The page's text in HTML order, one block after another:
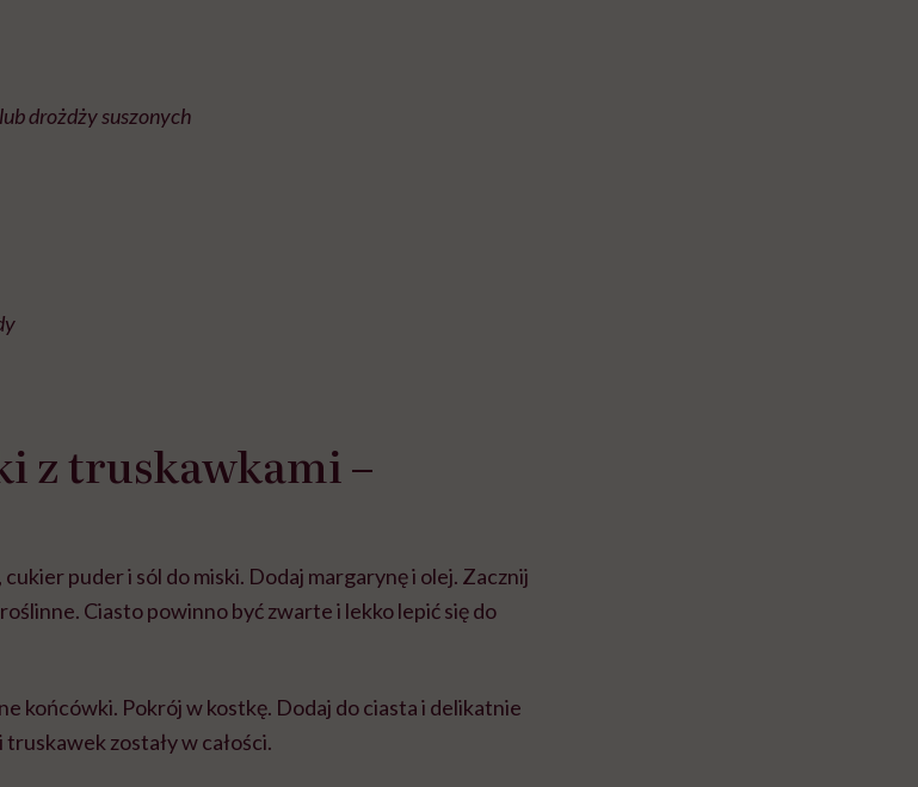
drożdży suszonych
z truskawkami –
puder i sól do miski. Dodaj margarynę i olej. Zacznij
Ciasto powinno być zwarte i lekko lepić się do
końcówki. Pokrój w kostkę. Dodaj do ciasta i delikatnie
zostały w całości.